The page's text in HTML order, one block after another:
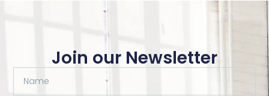
Join our Newsletter